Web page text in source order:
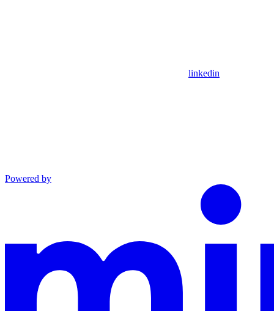
linkedin
Powered by